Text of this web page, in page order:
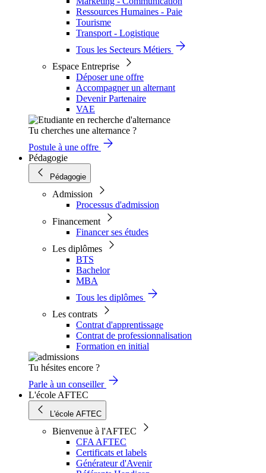
Ressources Humaines - Paie
Tourisme
Transport - Logistique
Tous les Secteurs Métiers
Espace Entreprise
Déposer une offre
Accompagner un alternant
Devenir Partenaire
VAE
Tu cherches une alternance ?
Postule à une offre
Pédagogie
Pédagogie
Admission
Processus d'admission
Financement
Financer ses études
Les diplômes
BTS
Bachelor
MBA
Tous les diplômes
Les contrats
Contrat d'apprentissage
Contrat de professionnalisation
Formation en initial
Tu hésites encore ?
Parle à un conseiller
L'école AFTEC
L'école AFTEC
Bienvenue à l'AFTEC
CFA AFTEC
Certificats et labels
Générateur d'Avenir